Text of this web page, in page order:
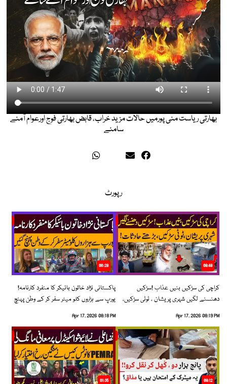
بھارتی ریاست منی پورمیں حالات مزید خراب، قابض بھارتی فوج اورعوام آمنے
سامنے
رپورٹ
08:48
کراچی کی سڑکیں بنیں عذاب !سڑکیں
دھنسنے لگیں شہری پریشان ، ٹوٹی سڑکیں،
Apr 17, 2026 08:19 PM
06:28
پاکستانی نژاد خاتون بائیکر کا منفرد کارنامہ!
یورپ سے ہزاروں کلو میٹر سفر کر کے وطن پہنچ
Apr 17, 2026 08:18 PM
09:12
01:35